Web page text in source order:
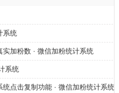
系统
加粉数 · 微信加粉统计系统
系统
点击复制功能 · 微信加粉统计系统